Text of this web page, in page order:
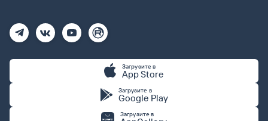
Загрузите в
App Store
Загрузите в
Google Play
Загрузите в